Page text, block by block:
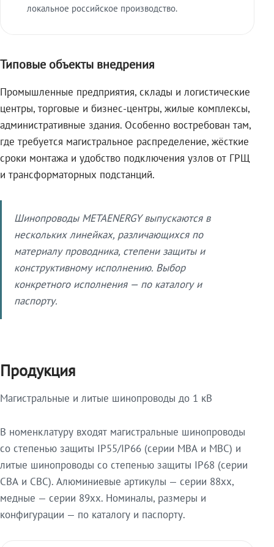
локальное российское производство.
Типовые объекты внедрения
Промышленные предприятия, склады и логистические
центры, торговые и бизнес-центры, жилые комплексы,
административные здания. Особенно востребован там,
где требуется магистральное распределение, жёсткие
сроки монтажа и удобство подключения узлов от ГРЩ
и трансформаторных подстанций.
Шинопроводы METAENERGY выпускаются в
нескольких линейках, различающихся по
материалу проводника, степени защиты и
конструктивному исполнению. Выбор
конкретного исполнения — по каталогу и
паспорту.
Продукция
Магистральные и литые шинопроводы до 1 кВ
В номенклатуру входят магистральные шинопроводы
со степенью защиты IP55/IP66 (серии МВА и МВС) и
литые шинопроводы со степенью защиты IP68 (серии
СВА и СВС). Алюминиевые артикулы — серии 88xx,
медные — серии 89xx. Номиналы, размеры и
конфигурации — по каталогу и паспорту.